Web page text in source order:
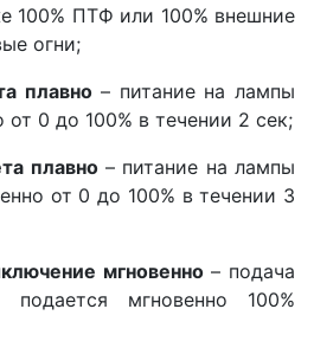
100% ПТФ или 100% внешние
огни;
плавно– питание на лампы
от 0 до 100% в течении 2 сек;
плавно– питание на лампы
от 0 до 100% в течении 3
мгновенно– подача
мгновенно 100%